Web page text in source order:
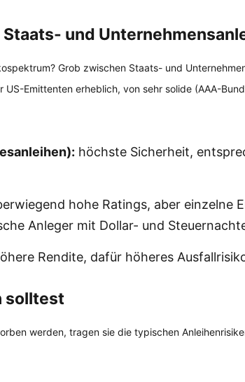
und
Grob zwischen Staats- und
Emittenten erheblich, von sehr solide (AAA-
höchste Sicherheit,
hohe Ratings, aber einzelne
Anleger mit Dollar- und
Rendite, dafür höheres
solltest
werden, tragen sie die typischen